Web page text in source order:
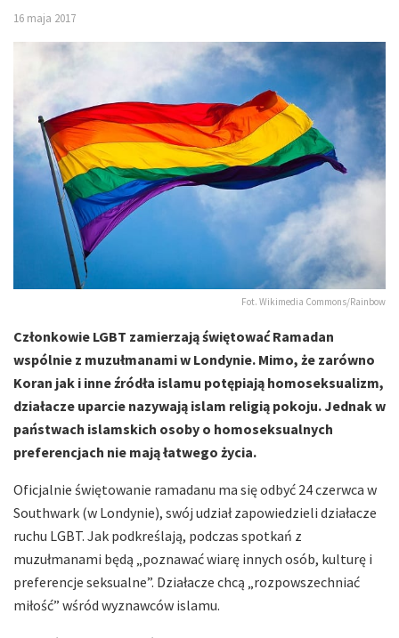
16 maja 2017
Fot. Wikimedia Commons/Rainbow
Członkowie LGBT zamierzają świętować Ramadan
wspólnie z muzułmanami w Londynie. Mimo, że zarówno
Koran jak i inne źródła islamu potępiają homoseksualizm,
działacze uparcie nazywają islam religią pokoju. Jednak w
państwach islamskich osoby o homoseksualnych
preferencjach nie mają łatwego życia.
Oficjalnie świętowanie ramadanu ma się odbyć 24 czerwca w
Southwark (w Londynie), swój udział zapowiedzieli działacze
ruchu LGBT. Jak podkreślają, podczas spotkań z
muzułmanami będą „poznawać wiarę innych osób, kulturę i
preferencje seksualne”. Działacze chcą „rozpowszechniać
miłość” wśród wyznawców islamu.